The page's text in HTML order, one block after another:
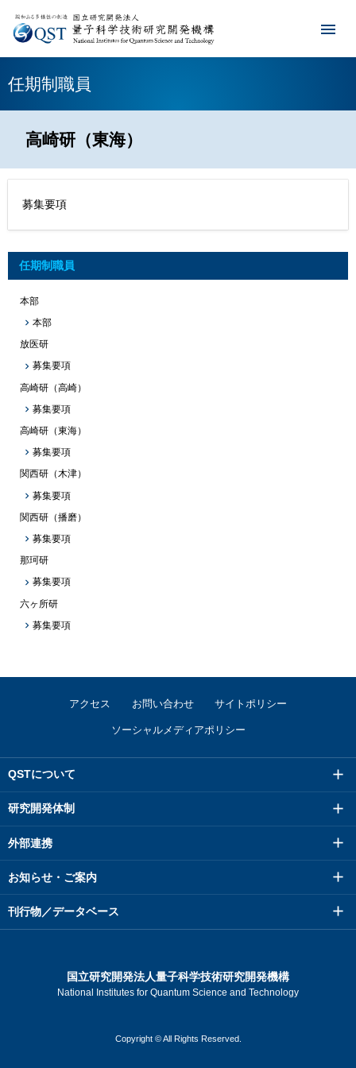
任期制職員
高崎研（東海）
募集要項
任期制職員
本部
本部
放医研
募集要項
高崎研（高崎）
募集要項
高崎研（東海）
募集要項
関西研（木津）
募集要項
関西研（播磨）
募集要項
那珂研
募集要項
六ヶ所研
募集要項
アクセス お問い合わせ サイトポリシー
ソーシャルメディアポリシー
QSTについて
研究開発体制
外部連携
お知らせ・ご案内
刊行物／データベース
国立研究開発法人量子科学技術研究開発機構
National Institutes for Quantum Science and Technology
Copyright © All Rights Reserved.